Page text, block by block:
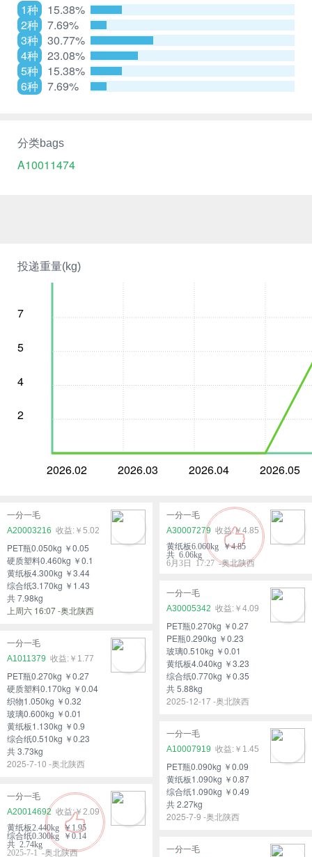
投递重量(kg)
7
5
4
2
2026.02 2026.03 2026.04 2026.05
一分一毛
A20003216
￥5.02
PET瓶0.050kg ￥0.05
硬质塑料0.460kg ￥0.1
黄纸板4.300kg ￥3.44
综合纸3.170kg ￥1.43
共 7.98kg
上周六 16:07 -奥北陕西
一分一毛
A30007279
￥4.85
黄纸板6.060kg ￥4.85
共 6.06kg
6月3日 17:27 -奥北陕西
一分一毛
A30005342
￥4.09
PET瓶0.270kg ￥0.27
PE瓶0.290kg ￥0.23
玻璃0.510kg ￥0.01
黄纸板4.040kg ￥3.23
综合纸0.770kg ￥0.35
共 5.88kg
2025-12-17 -奥北陕西
一分一毛
A1011379
￥1.77
PET瓶0.270kg ￥0.27
硬质塑料0.170kg ￥0.04
织物1.050kg ￥0.32
玻璃0.600kg ￥0.01
黄纸板1.130kg ￥0.9
综合纸0.510kg ￥0.23
共 3.73kg
2025-7-10 -奥北陕西
一分一毛
A10007919
￥1.45
PET瓶0.090kg ￥0.09
黄纸板1.090kg ￥0.87
综合纸1.090kg ￥0.49
共 2.27kg
2025-7-9 -奥北陕西
一分一毛
A20014692
￥2.09
黄纸板2.440kg ￥1.95
综合纸0.300kg ￥0.14
共 2.74kg
2025-7-1 -奥北陕西
一分一毛
1种
15.38%
2种
7.69%
3种
30.77%
4种
23.08%
5种
15.38%
6种
7.69%
分类bags
A10011474